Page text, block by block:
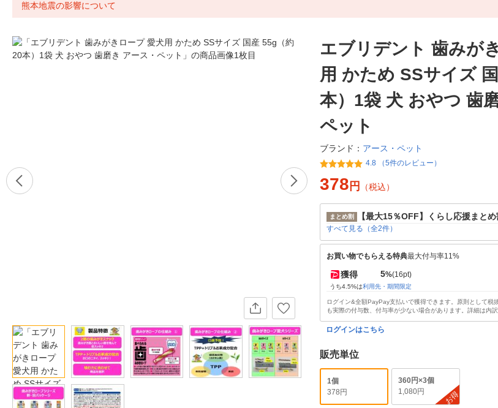
熊本地震の影響について
エブリデント 歯みが
用 かため SSサイズ
本）1袋 犬 おやつ 歯
ペット
ブランド： アース・ペット
4.8 （5件のレビュー）
378 円 （税込）
まとめ割 【最大15％OFF】くらし応援まとめ
すべて見る（全2件）
お買い物でもらえる特典最大付与率11%
獲得 5%(16pt)
うち4.5%は利用先・期間限定
ログイン&全額PayPay支払いで獲得できます。原則として税
も実際の付与数、付与率が少ない場合があります。詳細は内
ログインはこちら
販売単位
1個
378円
360円×3個
1,080円
お得